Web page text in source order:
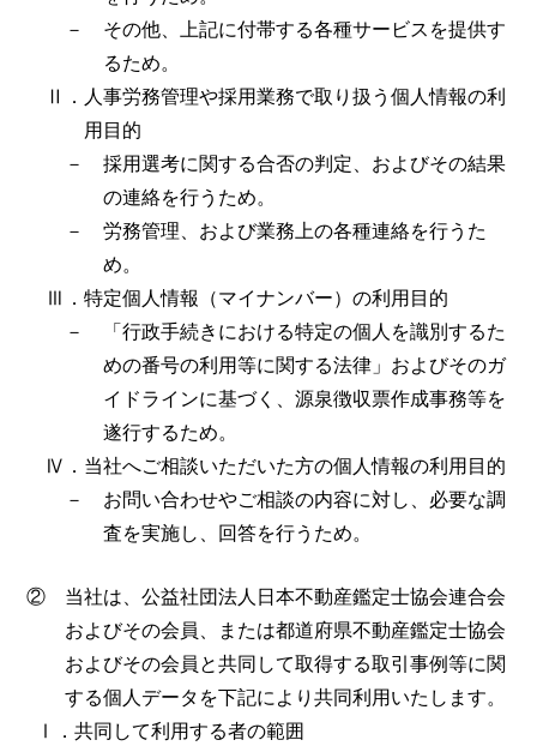
－ その他、上記に付帯する各種サービスを提供す
るため。
Ⅱ．人事労務管理や採用業務で取り扱う個人情報の利
用目的
－ 採用選考に関する合否の判定、およびその結果
の連絡を行うため。
－ 労務管理、および業務上の各種連絡を行うた
め。
Ⅲ．特定個人情報（マイナンバー）の利用目的
－ 「行政手続きにおける特定の個人を識別するた
めの番号の利用等に関する法律」およびそのガ
イドラインに基づく、源泉徴収票作成事務等を
遂行するため。
Ⅳ．当社へご相談いただいた方の個人情報の利用目的
－ お問い合わせやご相談の内容に対し、必要な調
査を実施し、回答を行うため。
② 当社は、公益社団法人日本不動産鑑定士協会連合会
およびその会員、または都道府県不動産鑑定士協会
およびその会員と共同して取得する取引事例等に関
する個人データを下記により共同利用いたします。
Ⅰ．共同して利用する者の範囲